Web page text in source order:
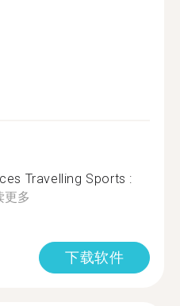
Travelling Sports :
更多
下载软件